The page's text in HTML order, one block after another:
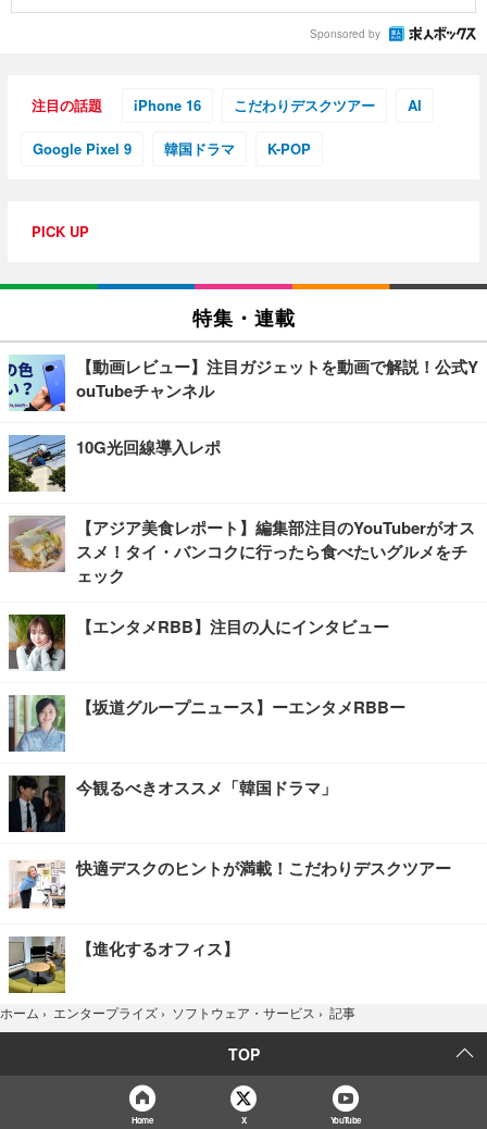
Sponsored by
注目の話題 iPhone 16 こだわりデスクツアー AI
Google Pixel 9 韓国ドラマ K-POP
PICK UP
特集・連載
【動画レビュー】注目ガジェットを動画で解説！公式Y
ouTubeチャンネル
10G光回線導入レポ
【アジア美食レポート】編集部注目のYouTuberがオス
スメ！タイ・バンコクに行ったら食べたいグルメをチ
ェック
【エンタメRBB】注目の人にインタビュー
【坂道グループニュース】ーエンタメRBBー
今観るべきオススメ「韓国ドラマ」
快適デスクのヒントが満載！こだわりデスクツアー
【進化するオフィス】
ホーム › エンタープライズ › ソフトウェア・サービス › 記事
TOP
Home X YouTube